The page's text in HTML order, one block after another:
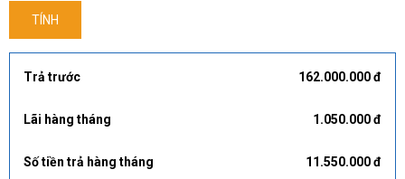
TÍNH
Trả trước 162.000.000 đ
Lãi hàng tháng 1.050.000 đ
Số tiền trả hàng tháng 11.550.000 đ